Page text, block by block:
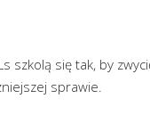
szkolą się tak, by
sprawie.